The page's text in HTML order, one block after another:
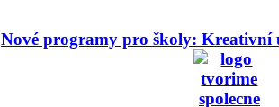
Nové programy pro školy: Kreativní